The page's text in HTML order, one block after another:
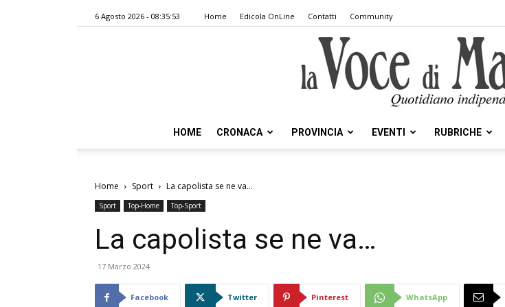
6 Agosto 2026 - 08:35:53 Home Edicola OnLine Contatti Community
HOME CRONACA PROVINCIA EVENTI RUBRICHE
Home Sport La capolista se ne va…
Sport Top-Home Top-Sport
La capolista se ne va…
17 Marzo 2024
Facebook Twitter Pinterest WhatsApp